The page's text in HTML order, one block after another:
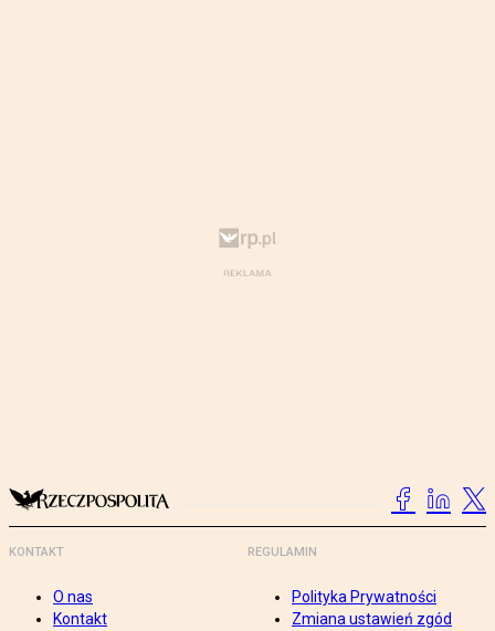
KONTAKT
O nas
Kontakt
REGULAMIN
Polityka Prywatności
Zmiana ustawień zgód